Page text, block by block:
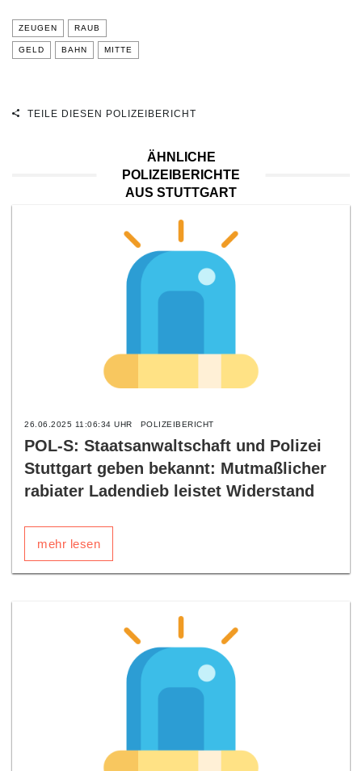
ZEUGEN RAUB
GELD BAHN MITTE
TEILE DIESEN POLIZEIBERICHT
ÄHNLICHE
POLIZEIBERICHTE
AUS STUTTGART
26.06.2025 11:06:34 UHR POLIZEIBERICHT
POL-S: Staatsanwaltschaft und Polizei
Stuttgart geben bekannt: Mutmaßlicher
rabiater Ladendieb leistet Widerstand
mehr lesen